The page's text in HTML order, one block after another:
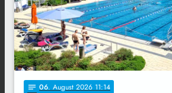
notes 06. August 2026 11:14